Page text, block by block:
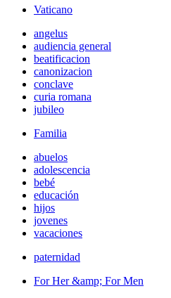
Vaticano
angelus
audiencia general
beatificacion
canonizacion
conclave
curia romana
jubileo
Familia
abuelos
adolescencia
bebé
educación
hijos
jovenes
vacaciones
paternidad
For Her &amp; For Men